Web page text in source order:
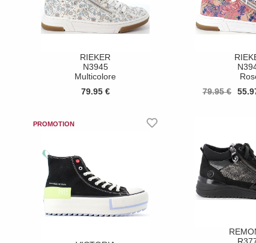
RIEKER
N3945
Multicolore
79.95 €
79.95 €